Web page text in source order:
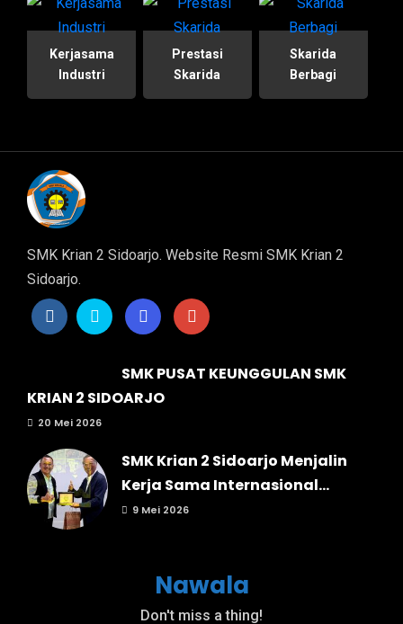
Kerjasama
Industri
Prestasi
Skarida
Skarida
Berbagi
SMK Krian 2 Sidoarjo. Website Resmi SMK Krian 2
Sidoarjo.
SMK PUSAT KEUNGGULAN SMK
KRIAN 2 SIDOARJO
20 Mei 2026
SMK Krian 2 Sidoarjo Menjalin
Kerja Sama Internasional...
9 Mei 2026
Nawala
Don't miss a thing!